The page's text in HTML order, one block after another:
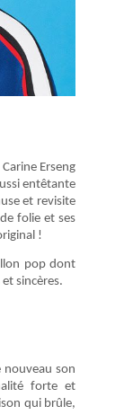
Erseng
entêtante
et revisite
folie et ses
!
pop dont
sincères.
nouveau son
forte et
qui brûle,